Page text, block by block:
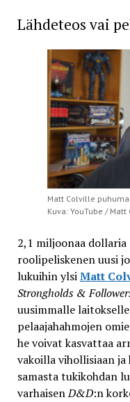
Lähdeteos vai
Matt Colville
Kuva: YouTube /
2,1 miljoonaa
roolipeliskenen uusi
lukuihin ylsiMatt
Strongholds &
uusimmalle
pelaajahahmojen
he voivat kasvattaa
vakoilla vihollisiaan ja
samasta tukikohdan
varhaisenD&D:n